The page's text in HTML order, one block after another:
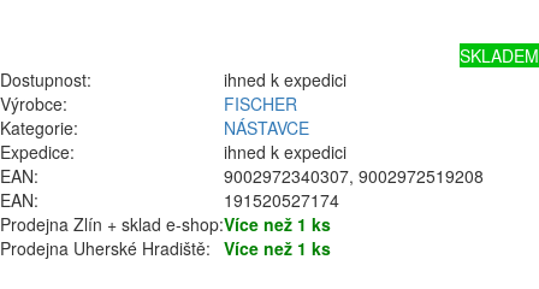
SKLADEM
Dostupnost:
ihned k expedici
Výrobce:
FISCHER
Kategorie:
NÁSTAVCE
Expedice:
ihned k expedici
EAN:
9002972340307, 9002972519208
EAN:
191520527174
Prodejna Zlín + sklad e-shop:Více než 1 ks
Prodejna Uherské Hradiště: Více než 1 ks